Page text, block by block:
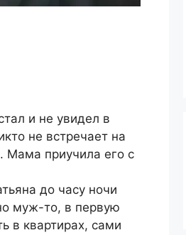
и не увидел в
не встречает на
Мама приучила его с
до часу ночи
муж-то, в первую
в квартирах, сами